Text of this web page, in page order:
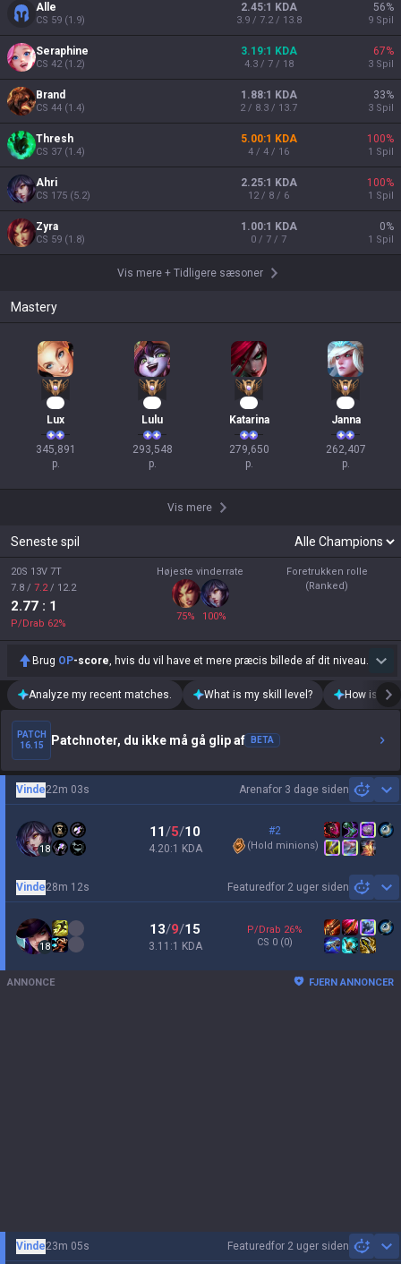
Alle
CS 59 (1.9)
2.45:1 KDA
3.9 / 7.2 / 13.8
56%
9 Spil
Seraphine
CS 42(1.2)
3.19:1 KDA
4.3 / 7 / 18
67%
3 Spil
Brand
CS 44 (1.4)
1.88:1 KDA
2 / 8.3 / 13.7
33%
3 Spil
Thresh
CS 37 (1.4)
5.00:1 KDA
4 / 4 / 16
100%
1 Spil
Ahri
CS 175 (5.2)
2.25:1 KDA
12 / 8 / 6
100%
1 Spil
Zyra
CS 59 (1.8)
1.00:1 KDA
0 / 7 / 7
0%
1 Spil
Vis mere+ Tidligere sæsoner
Mastery
Lux
345,891
p.
Lulu
293,548
p.
Katarina
279,650
p.
Janna
262,407
p.
Vis mere
Seneste spil
20S 13V 7T
7.8 / 7.2/ 12.2
2.77 : 1
P/Drab 62%
Højeste vinderrate
75% 100%
Foretrukken rolle
(Ranked)
Brug OP-score, hvis du vil have et mere præcis billede af dit niveau.
Analyze my recent matches. What is my skill level? How is my
PATCH
16.15
Patchnoter, du ikke må gå glip af BETA
Arenafor 3 dage siden
Vinde22m 03s
18
11/5/10
4.20:1 KDA
#2
(Hold minions)
Featuredfor 2 uger siden
Vinde28m 12s
18
13/9/15
3.11:1 KDA
P/Drab 26%
CS 0 (0)
ANNONCE FJERN ANNONCER
Featuredfor 2 uger siden
Vinde23m 05s